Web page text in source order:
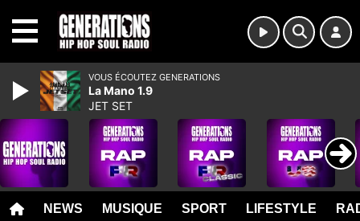
NEWS MUSIQUE SPORT LIFESTYLE
VOUS ÉCOUTEZ GENERATIONS
La Mano 1.9
JET SET